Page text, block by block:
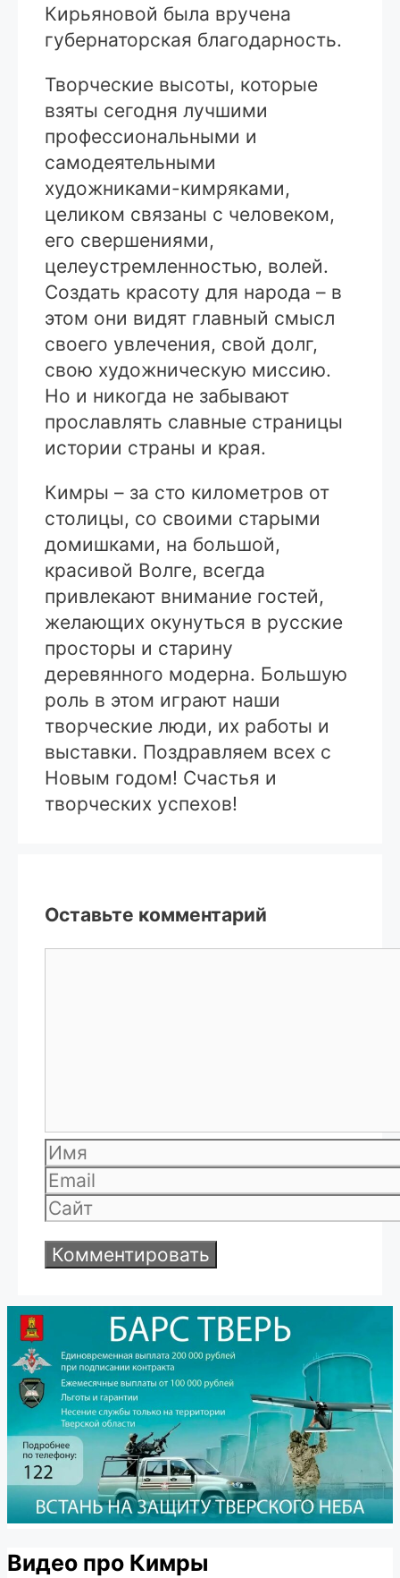
Кирьяновой была вручена
губернаторская благодарность.
Творческие высоты, которые
взяты сегодня лучшими
профессиональными и
самодеятельными
художниками-кимряками,
целиком связаны с человеком,
его свершениями,
целеустремленностью, волей.
Создать красоту для народа – в
этом они видят главный смысл
своего увлечения, свой долг,
свою художническую миссию.
Но и никогда не забывают
прославлять славные страницы
истории страны и края.
Кимры – за сто километров от
столицы, со своими старыми
домишками, на большой,
красивой Волге, всегда
привлекают внимание гостей,
желающих окунуться в русские
просторы и старину
деревянного модерна. Большую
роль в этом играют наши
творческие люди, их работы и
выставки. Поздравляем всех с
Новым годом! Счастья и
творческих успехов!
Оставьте комментарий
Имя
Email
Сайт
Видео про Кимры